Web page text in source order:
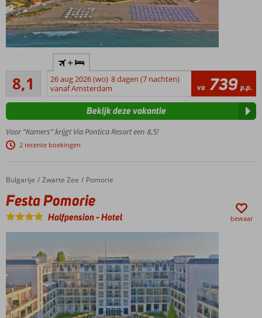
meter van
het
zandstrand,
incl.
Uitgebreide sport-
&
wellnessfaciliteiten
Wijnliefhebber?
Ontdek de
eigen wijnbar!
Ultra All
Inclusive
transfertijd
binnen no
time in je
hotel
8,1
Zeer goed
80
beoordelingen
+
26 aug 2026 (wo) 8 dagen (7 nachten)
vanaf Amsterdam
va 739 p.p.
Voor “Kamers” krijgt Via Pontica Resort een 8,5!
2 recente boekingen
Bekijk deze vakantie
Home
Bulgarije Zwarte Zee Pomorie
Festa Pomorie
Festa Pomorie
Halfpension-Hotel bewaar